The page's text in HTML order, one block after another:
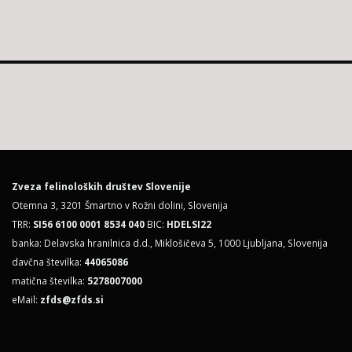
Zveza felinoloških društev Slovenije
Otemna 3, 3201 Šmartno v Rožni dolini, Slovenija
TRR: SI56 6100 0001 8534 040 BIC: HDELSI22
banka: Delavska hranilnica d.d., Miklošičeva 5, 1000 Ljubljana, Slovenija
davčna številka: 44065086
matična številka: 5278007000
eMail: zfds@zfds.si